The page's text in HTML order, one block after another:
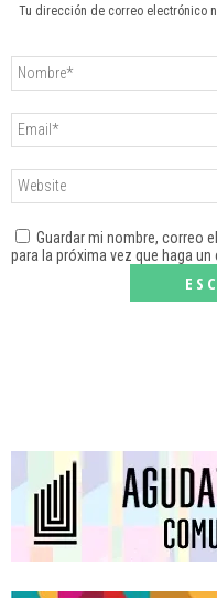
Tu dirección de correo electrónico
Guardar mi nombre, correo
para la próxima vez que haga